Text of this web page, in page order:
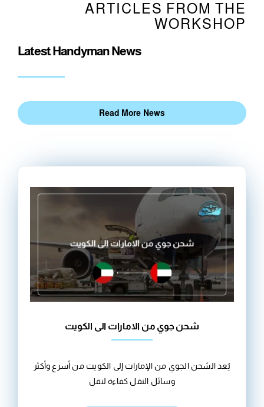
ARTICLES FROM THE
WORKSHOP
Latest Handyman News
Read More News
شحن جوي من الامارات الى الكويت
يُعد الشحن الجوي من الإمارات إلى الكويت من أسرع وأكثر
وسائل النقل كفاءة لنقل